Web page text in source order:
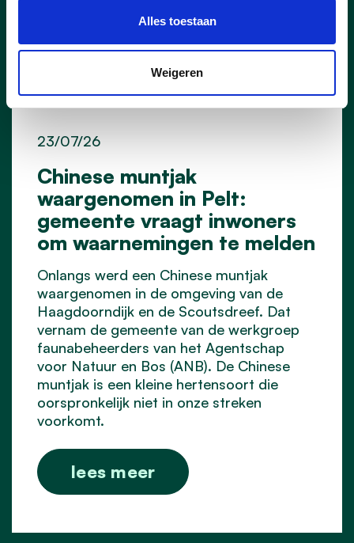
Alles toestaan
Weigeren
Chinese muntjak
waargenomen in Pelt:
gemeente vraagt inwoners
om waarnemingen te melden
23/07/26
Onlangs werd een Chinese muntjak
waargenomen in de omgeving van de
Haagdoorndijk en de Scoutsdreef. Dat
vernam de gemeente van de werkgroep
faunabeheerders van het Agentschap
voor Natuur en Bos (ANB). De Chinese
muntjak is een kleine hertensoort die
oorspronkelijk niet in onze streken
voorkomt.
lees meer